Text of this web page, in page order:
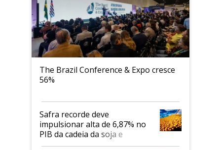
The Brazil Conference & Expo cresce
56%
Safra recorde deve
impulsionar alta de 6,87% no
PIB da cadeia da soja e
biodiesel em 2026